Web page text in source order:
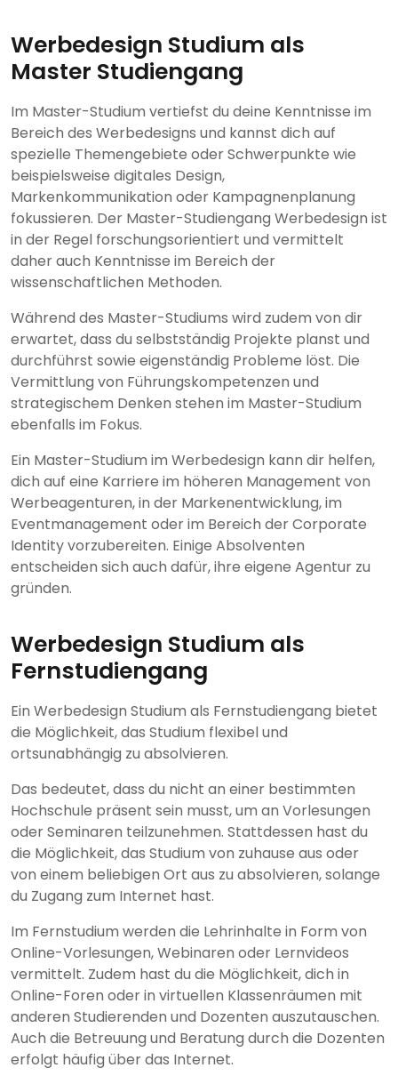
Werbedesign Studium als
Master Studiengang
Im Master-Studium vertiefst du deine Kenntnisse im
Bereich des Werbedesigns und kannst dich auf
spezielle Themengebiete oder Schwerpunkte wie
beispielsweise digitales Design,
Markenkommunikation oder Kampagnenplanung
fokussieren. Der Master-Studiengang Werbedesign ist
in der Regel forschungsorientiert und vermittelt
daher auch Kenntnisse im Bereich der
wissenschaftlichen Methoden.
Während des Master-Studiums wird zudem von dir
erwartet, dass du selbstständig Projekte planst und
durchführst sowie eigenständig Probleme löst. Die
Vermittlung von Führungskompetenzen und
strategischem Denken stehen im Master-Studium
ebenfalls im Fokus.
Ein Master-Studium im Werbedesign kann dir helfen,
dich auf eine Karriere im höheren Management von
Werbeagenturen, in der Markenentwicklung, im
Eventmanagement oder im Bereich der Corporate
Identity vorzubereiten. Einige Absolventen
entscheiden sich auch dafür, ihre eigene Agentur zu
gründen.
Werbedesign Studium als
Fernstudiengang
Ein Werbedesign Studium als Fernstudiengang bietet
die Möglichkeit, das Studium flexibel und
ortsunabhängig zu absolvieren.
Das bedeutet, dass du nicht an einer bestimmten
Hochschule präsent sein musst, um an Vorlesungen
oder Seminaren teilzunehmen. Stattdessen hast du
die Möglichkeit, das Studium von zuhause aus oder
von einem beliebigen Ort aus zu absolvieren, solange
du Zugang zum Internet hast.
Im Fernstudium werden die Lehrinhalte in Form von
Online-Vorlesungen, Webinaren oder Lernvideos
vermittelt. Zudem hast du die Möglichkeit, dich in
Online-Foren oder in virtuellen Klassenräumen mit
anderen Studierenden und Dozenten auszutauschen.
Auch die Betreuung und Beratung durch die Dozenten
erfolgt häufig über das Internet.